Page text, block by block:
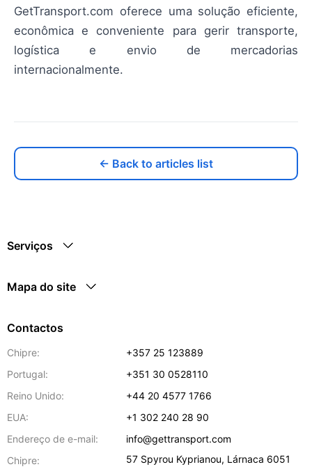
GetTransport.com oferece uma solução eficiente,
econômica e conveniente para gerir transporte,
logística e envio de mercadorias
internacionalmente.
← Back to articles list
Serviços
Mapa do site
Contactos
Chipre:
+357 25 123889
Portugal:
+351 30 0528110
Reino Unido:
+44 20 4577 1766
EUA:
+1 302 240 28 90
Endereço de e-mail:
info@gettransport.com
Chipre:
57 Spyrou Kyprianou, Lárnaca 6051